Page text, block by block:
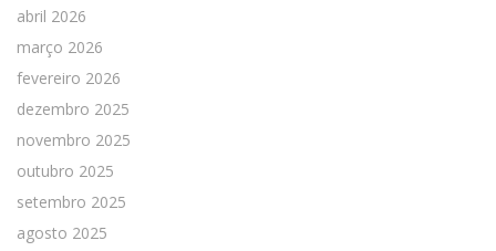
abril 2026
março 2026
fevereiro 2026
dezembro 2025
novembro 2025
outubro 2025
setembro 2025
agosto 2025